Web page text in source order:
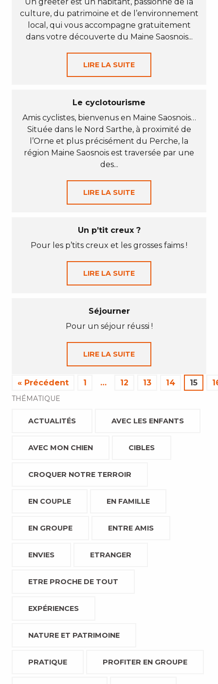
culture, du patrimoine et de l’environnement
local, qui vous accompagne gratuitement
dans votre découverte du Maine Saosnois...
LIRE LA SUITE
Le cyclotourisme
Amis cyclistes, bienvenus en Maine Saosnois…
Située dans le Nord Sarthe, à proximité de
l’Orne et plus précisément du Perche, la
région Maine Saosnois est traversée par une
des...
LIRE LA SUITE
Un p’tit creux ?
Pour les p’tits creux et les grosses faims !
LIRE LA SUITE
Séjourner
Pour un séjour réussi !
LIRE LA SUITE
« Précédent 1 … 12 13 14 15
THÉMATIQUE
ACTUALITÉS AVEC LES ENFANTS
AVEC MON CHIEN CIBLES
CROQUER NOTRE TERROIR
EN COUPLE EN FAMILLE
EN GROUPE ENTRE AMIS
ENVIES ETRANGER
ETRE PROCHE DE TOUT
EXPÉRIENCES
NATURE ET PATRIMOINE
PRATIQUE PROFITER EN GROUPE